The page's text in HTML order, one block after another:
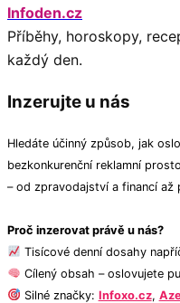
Infoden.cz
Příběhy, horoskopy,
každý den.
Inzerujte u nás
Hledáte účinný způsob, jak
bezkonkurenční reklamní
– od zpravodajství a financí až
Proč inzerovat právě u nás?
Tisícové denní dosahy
Cílený obsah – oslovujete
Silné značky: Infoxo.cz,